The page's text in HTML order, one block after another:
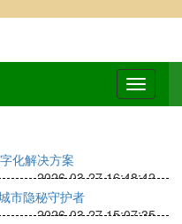
化解决方案
2026-03-27 16:48:42
市隐秘守护者
2026-03-27 15:07:35